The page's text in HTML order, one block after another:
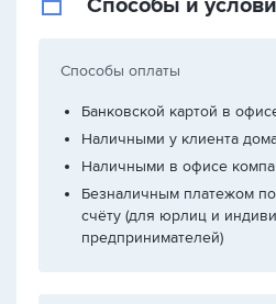
Способы оплаты
Банковской картой в
Наличными у клиента
Наличными в офисе
Безналичным платежом
счёту (для юрлиц и
предпринимателей)